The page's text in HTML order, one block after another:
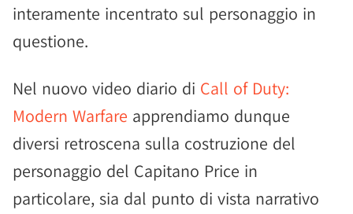
interamente incentrato sul personaggio in
questione.
Nel nuovo video diario di Call of Duty:
Modern Warfare apprendiamo dunque
diversi retroscena sulla costruzione del
personaggio del Capitano Price in
particolare, sia dal punto di vista narrativo